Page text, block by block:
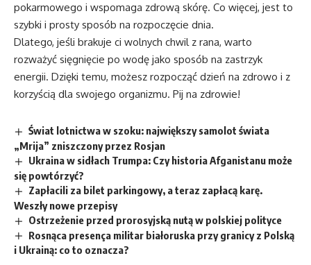
pokarmowego i wspomaga zdrową skórę. Co więcej, jest to
szybki i prosty sposób na rozpoczęcie dnia.
Dlatego, jeśli brakuje ci wolnych chwil z rana, warto
rozważyć sięgnięcie po wodę jako sposób na zastrzyk
energii. Dzięki temu, możesz rozpocząć dzień na zdrowo i z
korzyścią dla swojego organizmu. Pij na zdrowie!
Świat lotnictwa w szoku: największy samolot świata
„Mrija” zniszczony przez Rosjan
Ukraina w sidłach Trumpa: Czy historia Afganistanu może
się powtórzyć?
Zapłacili za bilet parkingowy, a teraz zapłacą karę.
Weszły nowe przepisy
Ostrzeżenie przed prorosyjską nutą w polskiej polityce
Rosnąca presença militar białoruska przy granicy z Polską
i Ukrainą: co to oznacza?